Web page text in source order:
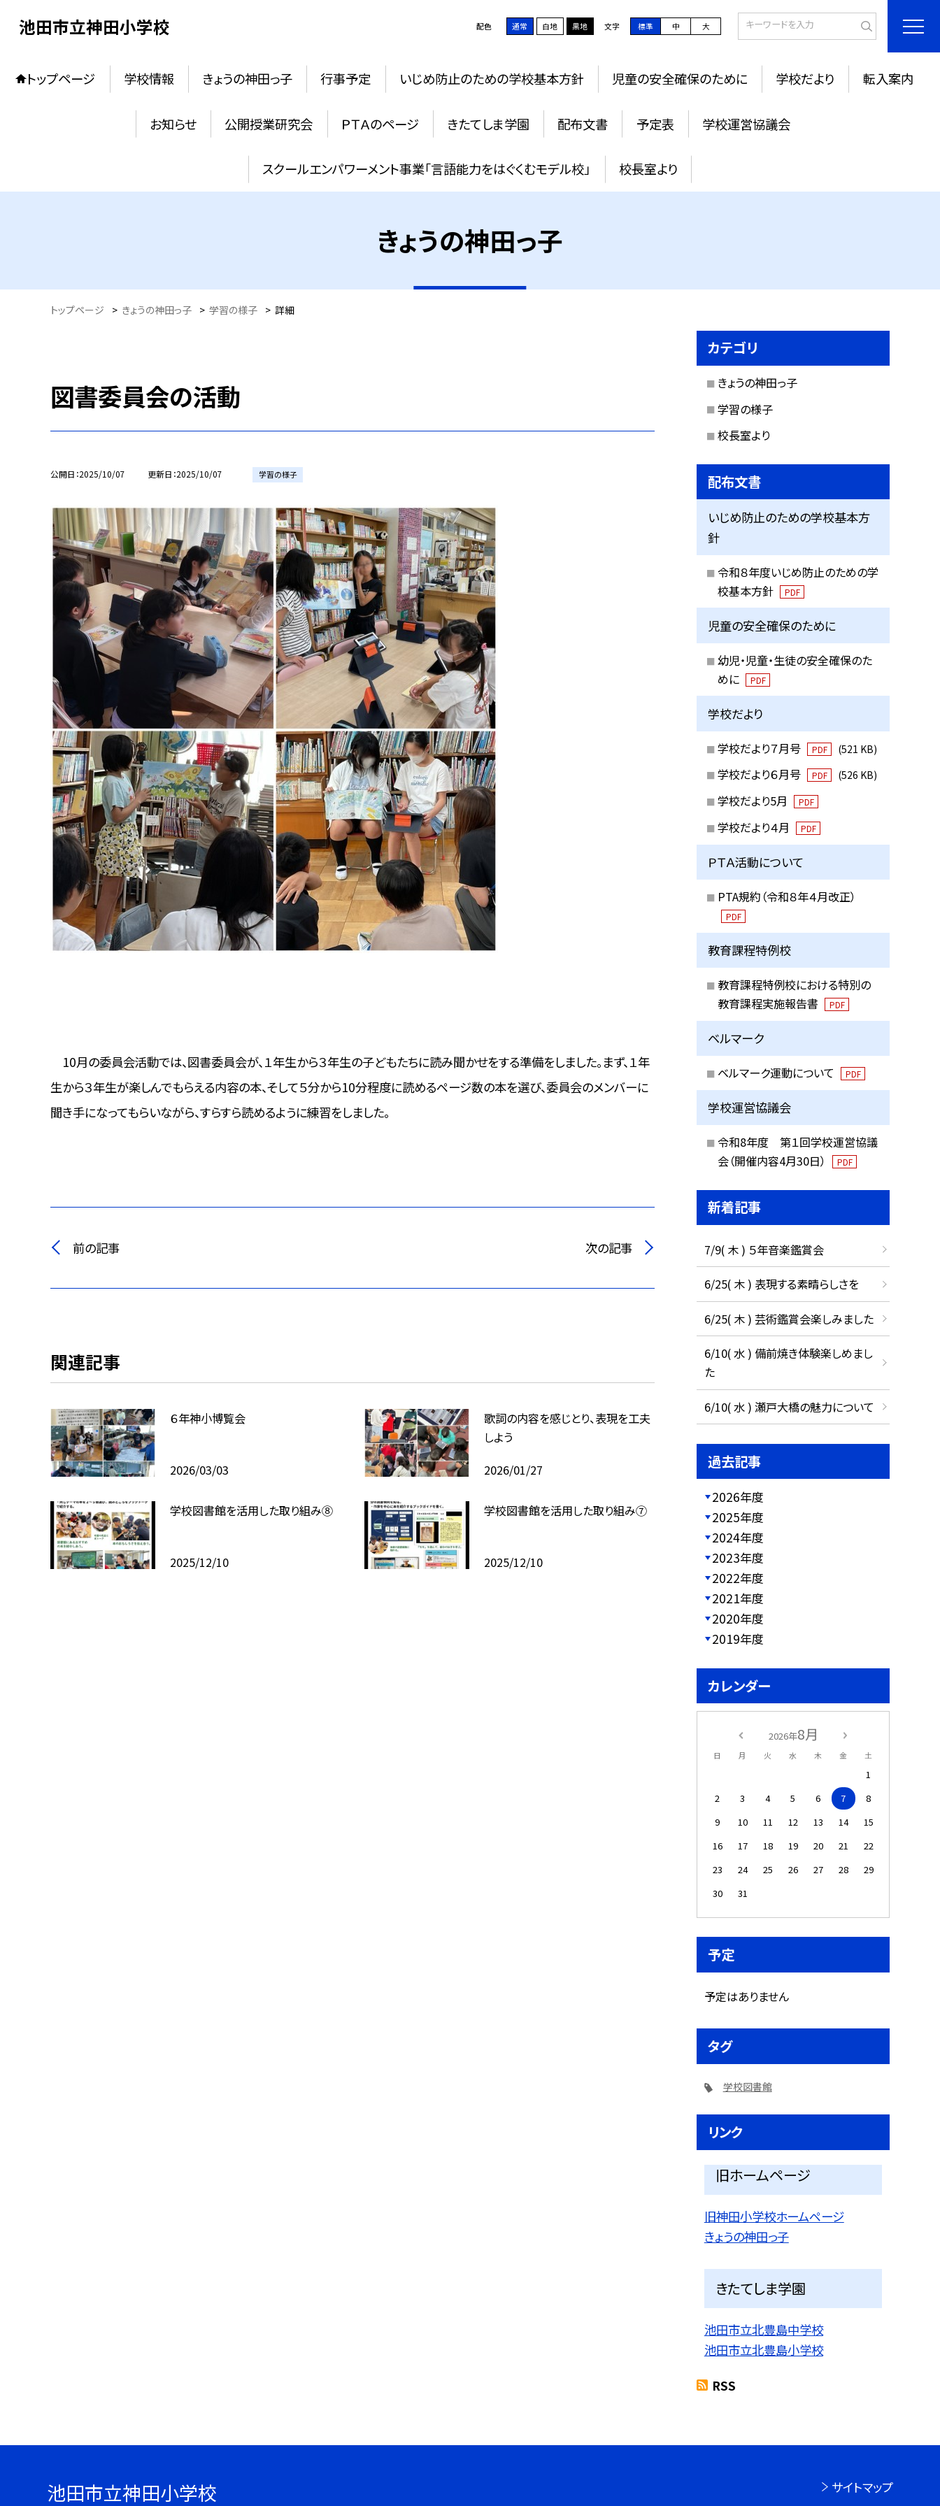
池田市立神田小学校 配色 通常 白地 黒地 文字 標準 中 大
トップページ 学校情報 きょうの神田っ子 行事予定 いじめ防止のための学校基本方針 児童の安全確保のために 学校だより 転入案内
お知らせ 公開授業研究会 ＰＴＡのページ きたてしま学園 配布文書 予定表 学校運営協議会
スクールエンパワーメント事業「言語能力をはぐくむモデル校」 校長室より
きょうの神田っ子
トップページ > きょうの神田っ子 > 学習の様子 > 詳細
図書委員会の活動
公開日 2025/10/07 更新日 2025/10/07 学習の様子
10月の委員会活動では、図書委員会が、１年生から３年生の子どもたちに読み聞かせをする準備をしました。まず、１年
生から３年生が楽しんでもらえる内容の本、そして５分から10分程度に読めるページ数の本を選び、委員会のメンバーに
聞き手になってもらいながら、すらすら読めるように練習をしました。
前の記事 次の記事
関連記事
６年神小博覧会
2026/03/03
歌詞の内容を感じとり、表現を工夫
しよう
2026/01/27
学校図書館を活用した取り組み⑧
2025/12/10
学校図書館を活用した取り組み⑦
2025/12/10
カテゴリ
きょうの神田っ子
学習の様子
校長室より
配布文書
いじめ防止のための学校基本方
針
令和８年度いじめ防止のための学
校基本方針
PDF
児童の安全確保のために
幼児・児童・生徒の安全確保のた
めに
PDF
学校だより
学校だより７月号 PDF (521 KB)
学校だより６月号 PDF (526 KB)
学校だより5月 PDF
学校だより４月 PDF
ＰＴＡ活動について
PTA規約（令和８年４月改正）
PDF
教育課程特例校
教育課程特例校における特別の
教育課程実施報告書
PDF
ベルマーク
ベルマーク運動について PDF
学校運営協議会
令和8年度 第１回学校運営協議
会（開催内容4月30日）
PDF
新着記事
7/9( 木 ) ５年音楽鑑賞会
6/25( 木 ) 表現する素晴らしさを
6/25( 木 ) 芸術鑑賞会楽しみました
6/10( 水 ) 備前焼き体験楽しめまし
た
6/10( 水 ) 瀬戸大橋の魅力について
過去記事
2026年度
2025年度
2024年度
2023年度
2022年度
2021年度
2020年度
2019年度
カレンダー
2026年8月
日 月 火 水 木 金 土
1
2
3 4 5 6 7
8
9
10 11 12 13 14
15
16
17 18 19 20 21
22
23
24 25 26 27 28
29
30
31
予定
予定はありません
タグ
学校図書館
リンク
旧ホームページ
旧神田小学校ホームページ
きょうの神田っ子
きたてしま学園
池田市立北豊島中学校
池田市立北豊島小学校
RSS
池田市立神田小学校 サイトマップ